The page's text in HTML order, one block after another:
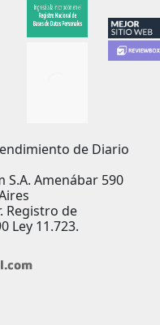
de Diario
S.A. Amenábar 590
Registro de
Ley 11.723.